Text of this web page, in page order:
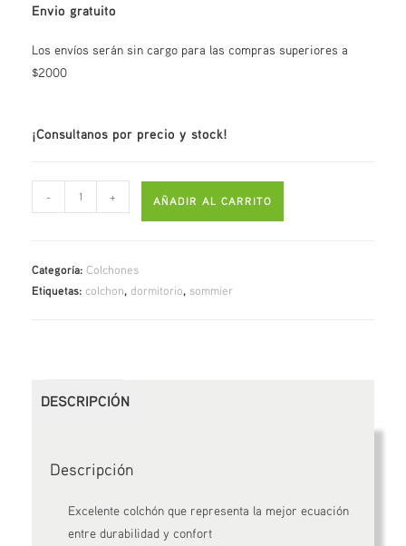
Envio gratuito
Los envíos serán sin cargo para las compras superiores a
$2000
¡Consultanos por precio y stock!
- + AÑADIR AL CARRITO
Categoría:Colchones
Etiquetas: colchon, dormitorio, sommier
DESCRIPCIÓN
Descripción
Excelente colchón que representa la mejor ecuación
entre durabilidad y confort